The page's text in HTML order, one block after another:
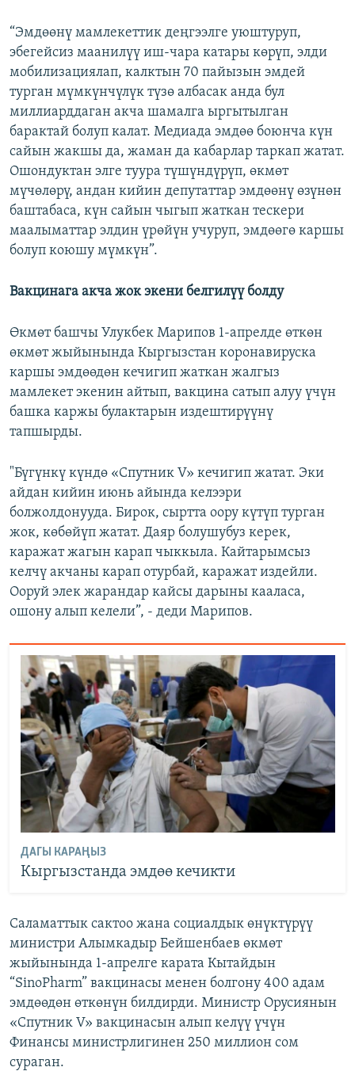
“Эмдөөнү мамлекеттик деңгээлге уюштуруп,
эбегейсиз маанилүү иш-чара катары көрүп, элди
мобилизациялап, калктын 70 пайызын эмдей
турган мүмкүнчүлүк түзө албасак анда бул
миллиарддаган акча шамалга ыргытылган
барактай болуп калат. Медиада эмдөө боюнча күн
сайын жакшы да, жаман да кабарлар таркап жатат.
Ошондуктан элге туура түшүндүрүп, өкмөт
мүчөлөрү, андан кийин депутаттар эмдөөнү өзүнөн
баштабаса, күн сайын чыгып жаткан тескери
маалыматтар элдин үрөйүн учуруп, эмдөөгө каршы
болуп коюшу мүмкүн”.
Вакцинага акча жок экени белгилүү болду
Өкмөт башчы Улукбек Марипов 1-апрелде өткөн
өкмөт жыйынында Кыргызстан коронавируска
каршы эмдөөдөн кечигип жаткан жалгыз
мамлекет экенин айтып, вакцина сатып алуу үчүн
башка каржы булактарын издештирүүнү
тапшырды.
"Бүгүнкү күндө «Спутник V» кечигип жатат. Эки
айдан кийин июнь айында келээри
болжолдонууда. Бирок, сыртта оору күтүп турган
жок, көбөйүп жатат. Даяр болушубуз керек,
каражат жагын карап чыккыла. Кайтарымсыз
келчү акчаны карап отурбай, каражат издейли.
Ооруй элек жарандар кайсы дарыны кааласа,
ошону алып келели”, - деди Марипов.
ДАГЫ КАРАҢЫЗ
Кыргызстанда эмдөө кечикти
Саламаттык сактоо жана социалдык өнүктүрүү
министри Алымкадыр Бейшенбаев өкмөт
жыйынында 1-апрелге карата Кытайдын
“SinoPharm” вакцинасы менен болгону 400 адам
эмдөөдөн өткөнүн билдирди. Министр Орусиянын
«Спутник V» вакцинасын алып келүү үчүн
Финансы министрлигинен 250 миллион сом
сураган.